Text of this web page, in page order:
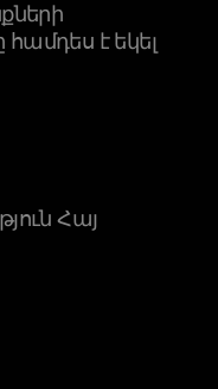
է եկել
Հայ